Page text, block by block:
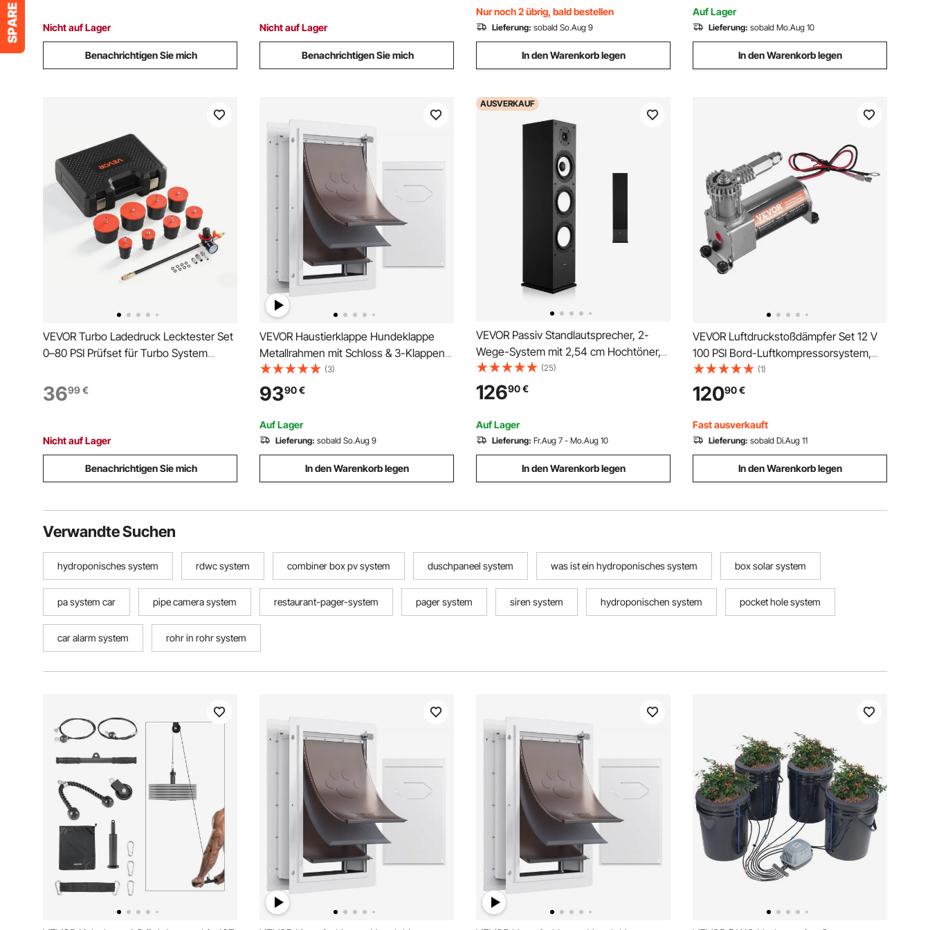
Grid-System
Nicht auf Lager
Benachrichtigen Sie mich
Nicht auf Lager
Benachrichtigen Sie mich
Gartenwerkzeug Halter Besenhalter
Garage Garten Zimmer
Nur noch 2 übrig, bald bestellen
Lieferung: sobald So.Aug 9
In den Warenkorb legen
Fitnesscenter Zuhause
Auf Lager
Lieferung: sobald Mo.Aug 10
In den Warenkorb legen
VEVOR Turbo Ladedruck Lecktester Set
0–80 PSI Prüfset für Turbo System
Adaptern 1-3/8 bis 3-1/2 Zoll inkl
Luftanschlüssen zur Ladeluftkühler und
3699€
Nicht auf Lager
Benachrichtigen Sie mich
VEVOR Haustierklappe Hundeklappe
Metallrahmen mit Schloss & 3-Klappen-
System 362 x 536 mm, wetterfeste
Hundeklappe Haustiertüre geeignet für
Katzen Hunde Kätzchen (Weiß-L)
einfache Montage
(3)
9390€
Auf Lager
Lieferung: sobald So.Aug 9
In den Warenkorb legen
AUSVERKAUF
VEVOR Passiv Standlautsprecher, 2-
Wege-System mit 2,54 cm Hochtöner,
16,51 cm Tieftöner, 200 W
Spitzenleistung, 70 Hz–20 kHz
Frequenzgang, robustes MDF-
Gehäuse, für Home-Audio, Einzeln
(25)
12690€
Auf Lager
Lieferung: Fr.Aug 7 - Mo.Aug 10
In den Warenkorb legen
VEVOR Luftdruckstoßdämpfer Set 12 V
100 PSI Bord-Luftkompressorsystem,
Luft Kompressor System
Luftfederungskompressor Kit mit
Einpfadsystem & Druckmesser &
Luftleitung für Lkws Transporter
(1)
12090€
Fast ausverkauft
Lieferung: sobald Di.Aug 11
In den Warenkorb legen
Verwandte Suchen
hydroponisches system rdwc system combiner box pv system duschpaneel system was ist ein hydroponisches system box solar system
pa system car pipe camera system restaurant-pager-system pager system siren system hydroponischen system pocket hole system
car alarm system rohr in rohr system